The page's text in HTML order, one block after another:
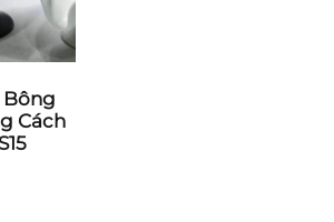
Bông
Cách